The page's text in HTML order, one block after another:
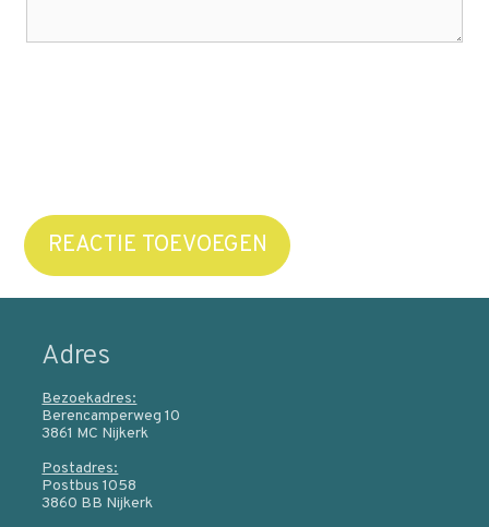
REACTIE TOEVOEGEN
Adres
Bezoekadres:
Berencamperweg 10
3861 MC Nijkerk
Postadres:
Postbus 1058
3860 BB Nijkerk